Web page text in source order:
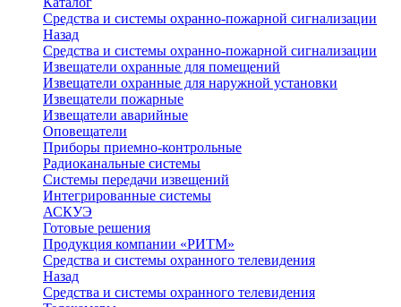
Средства и системы охранно-пожарной сигнализации
Назад
Средства и системы охранно-пожарной сигнализации
Извещатели охранные для помещений
Извещатели охранные для наружной установки
Извещатели пожарные
Извещатели аварийные
Оповещатели
Приборы приемно-контрольные
Радиоканальные системы
Системы передачи извещений
Интегрированные системы
АСКУЭ
Готовые решения
Продукция компании «РИТМ»
Средства и системы охранного телевидения
Назад
Средства и системы охранного телевидения